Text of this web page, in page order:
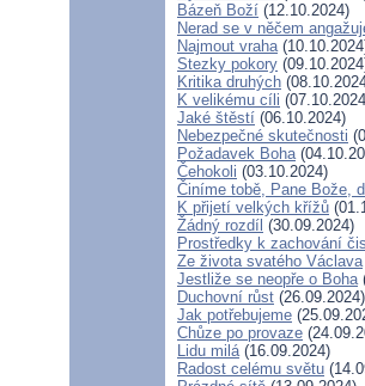
Bázeň Boží (12.10.2024)
Nerad se v něčem
Najmout vraha
Stezky pokory
Kritika druhých
K velikému cíli
Jaké štěstí (06.10.2024)
Nebezpečné skutečnosti
Požadavek Boha
Čehokoli (03.10.2024)
Činíme tobě, Pane Bože,
K přijetí velkých křížů
Žádný rozdíl (30.09.2024)
Prostředky k zachování
Ze života svatého Václava
Jestliže se neopře o Boha
Duchovní růst (26.09.2024)
Jak potřebujeme
Chůze po provaze
Lidu milá(16.09.2024)
Radost celému světu